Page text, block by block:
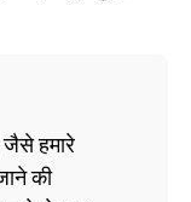
हमारे
की